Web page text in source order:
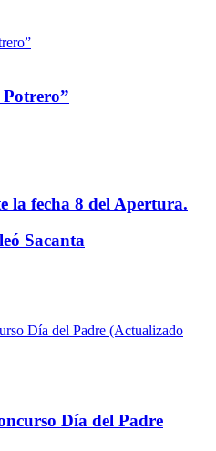
la fecha 8 del Apertura.
Sacanta
Día del Padre